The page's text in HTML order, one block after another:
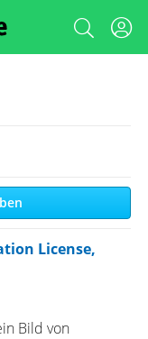
License,
Bild von